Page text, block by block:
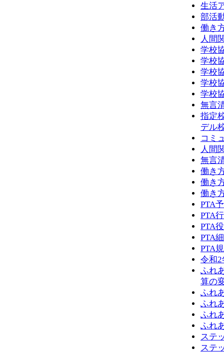
生活
部活
働き
人間
学校
学校
学校
学校
学校
無言
指定
デル
コミ
人間
無言
働き
働き
働き
PTA
PTA
PTA
PTA
PTA
令和
ふれ
算の
ふれ
ふれ
ふれ
ふれ
ステ
ステ